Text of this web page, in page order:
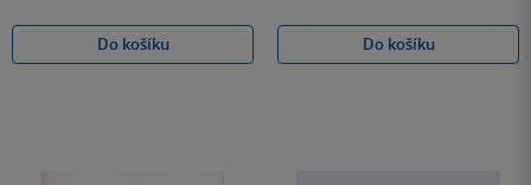
Do košíku Do košíku